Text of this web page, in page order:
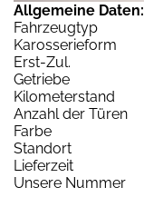
Allgemeine Daten:
Fahrzeugtyp
Karosserieform
Erst-Zul.
Getriebe
Kilometerstand
Anzahl der Türen
Farbe
Standort
Lieferzeit
Unsere Nummer